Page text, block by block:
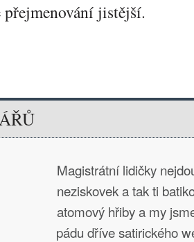
jistější.
Magistrátní lidičky
neziskovek a tak ti
atomový hřiby a my
pádu dříve satirického